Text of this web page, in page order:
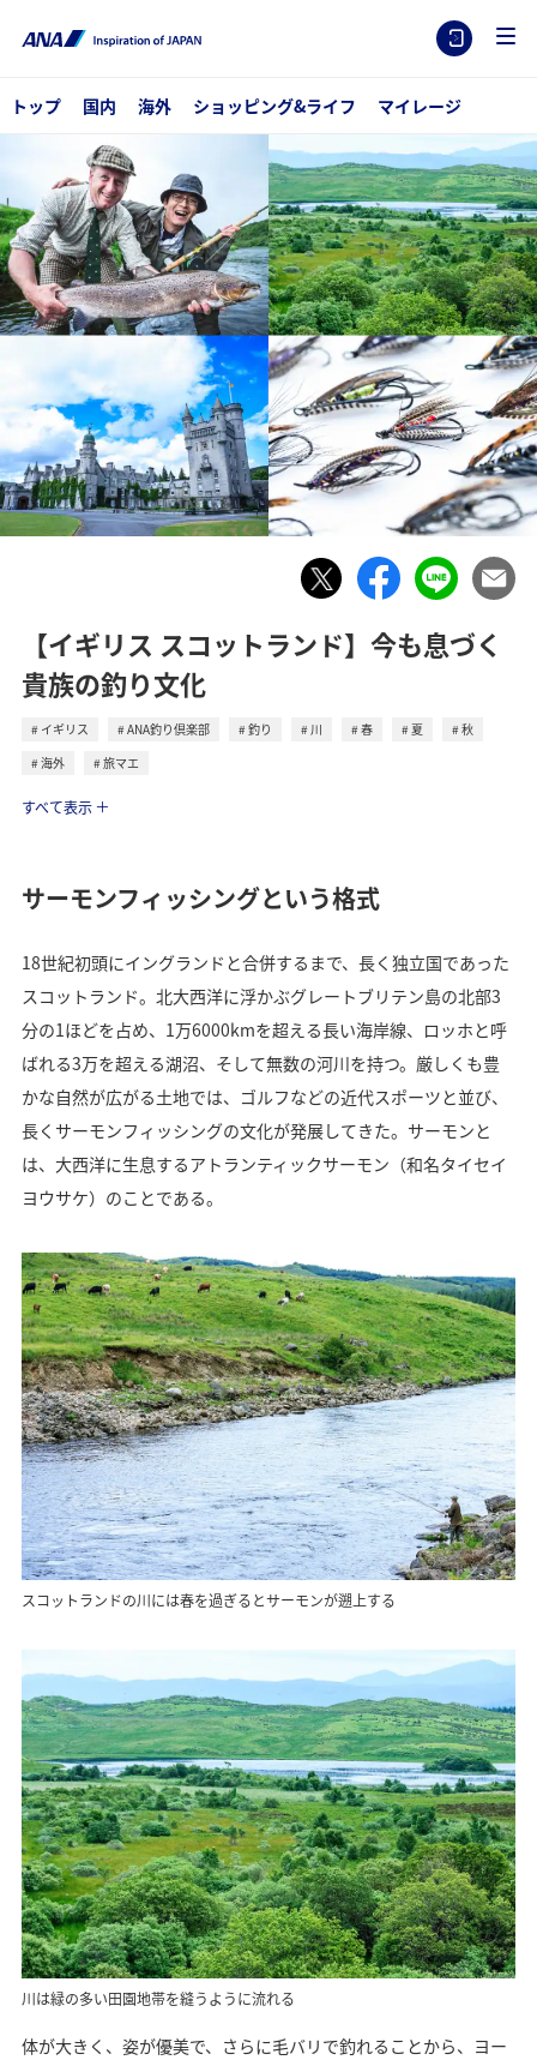
トップ 国内 海外 ショッピング&ライフ マイレージ
【イギリス スコットランド】今も息づく
貴族の釣り文化
イギリス ANA釣り倶楽部 釣り 川 春 夏
秋
海外
旅マエ
すべて表示
サーモンフィッシングという格式
18世紀初頭にイングランドと合併するまで、長く独立国であった
スコットランド。北大西洋に浮かぶグレートブリテン島の北部3
分の1ほどを占め、1万6000kmを超える長い海岸線、ロッホと呼
ばれる3万を超える湖沼、そして無数の河川を持つ。厳しくも豊
かな自然が広がる土地では、ゴルフなどの近代スポーツと並び、
長くサーモンフィッシングの文化が発展してきた。サーモンと
は、大西洋に生息するアトランティックサーモン（和名タイセイ
ヨウサケ）のことである。
スコットランドの川には春を過ぎるとサーモンが遡上する
川は緑の多い田園地帯を縫うように流れる
体が大きく、姿が優美で、さらに毛バリで釣れることから、ヨー